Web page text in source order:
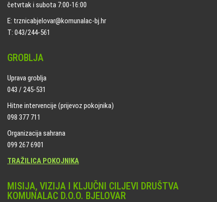
četvrtak i subota 7:00-16:00
E: trznicabjelovar@komunalac-bj.hr
T: 043/244-561
GROBLJA
Uprava groblja
043 / 245-531
Hitne intervencije (prijevoz pokojnika)
098 377 711
Organizacija sahrana
099 267 6901
TRAŽILICA POKOJNIKA
MISIJA, VIZIJA I KLJUČNI CILJEVI DRUŠTVA
KOMUNALAC D.O.O. BJELOVAR